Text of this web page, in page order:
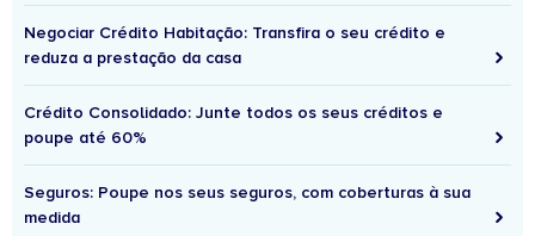
Negociar Crédito Habitação: Transfira o seu crédito e
reduza a prestação da casa
Crédito Consolidado: Junte todos os seus créditos e
poupe até 60%
Seguros: Poupe nos seus seguros, com coberturas à sua
medida